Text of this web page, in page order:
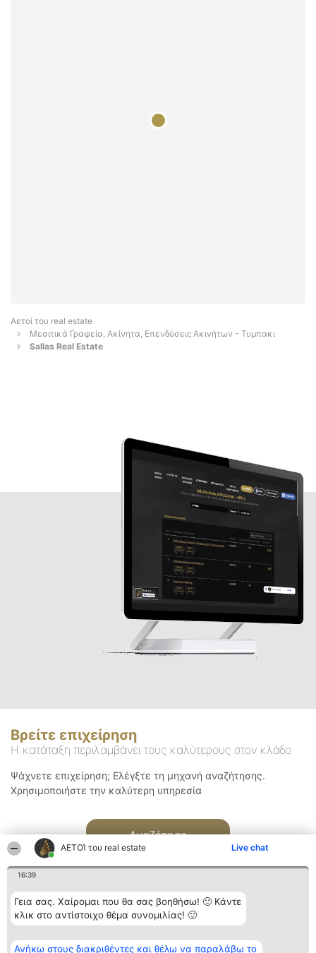
ΑΕΤΟΊ του real estate Live chat
16:39
Γεια σας. Χαίρομαι που θα σας βοηθήσω! 🙂 Κάντε
κλικ στο αντίστοιχο θέμα συνομιλίας! 🙂
Ανήκω στους διακριθέντες και θέλω να παραλάβω το
Αετοί του real estate
Μεσιτικά Γραφεία, Ακίνητα, Επενδύσεις Ακινήτων - Τυμπακι
Sallas Real Estate
Βρείτε επιχείρηση
Η κατάταξη περιλαμβάνει τους καλύτερους στον κλάδο
Ψάχνετε επιχείρηση; Ελέγξτε τη μηχανή αναζήτησης.
Χρησιμοποιήστε την καλύτερη υπηρεσία
Αναζήτηση
Διοργανωτής της
κατάταξης
Κατάταξη
Διακριθέντες
Επικοινωνία
Επικοινωνία